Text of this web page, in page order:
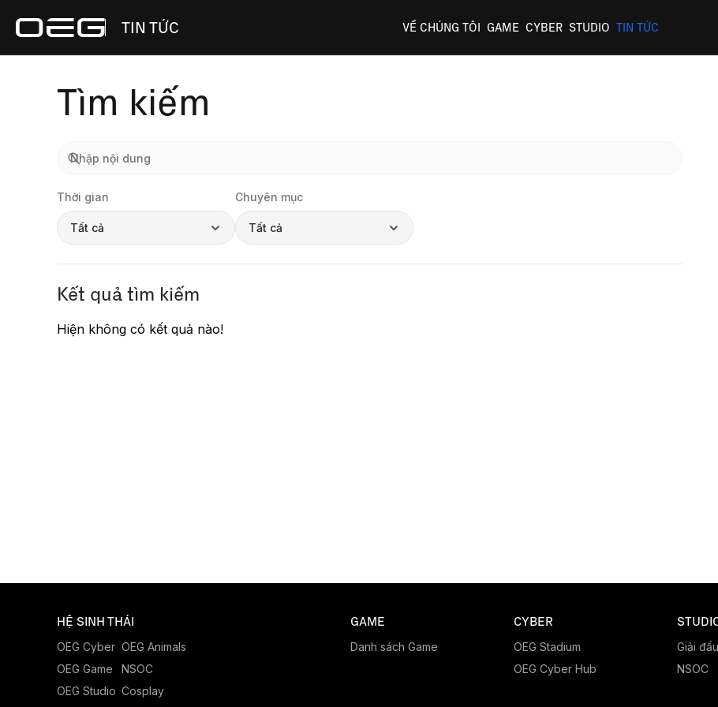
TIN TỨC VỀ CHÚNG TÔI GAME CYBER STUDIO TIN TỨC
Tìm kiếm
Thời gian
Tất cả
Chuyên mục
Tất cả
Kết quả tìm kiếm
Hiện không có kết quả nào!
HỆ SINH THÁI
OEG Cyber
OEG Game
OEG Studio
OEG Animals
NSOC
Cosplay
GAME
Danh sách Game
CYBER
OEG Stadium
OEG Cyber Hub
Giải đấu
NSOC